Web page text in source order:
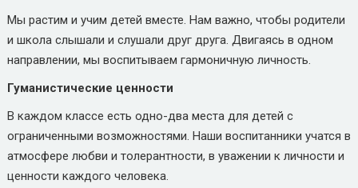
Мы растим и учим детей вместе. Нам важно, чтобы родители
и школа слышали и слушали друг друга. Двигаясь в одном
направлении, мы воспитываем гармоничную личность.
Гуманистические ценности
В каждом классе есть одно-два места для детей с
ограниченными возможностями. Наши воспитанники учатся в
атмосфере любви и толерантности, в уважении к личности и
ценности каждого человека.